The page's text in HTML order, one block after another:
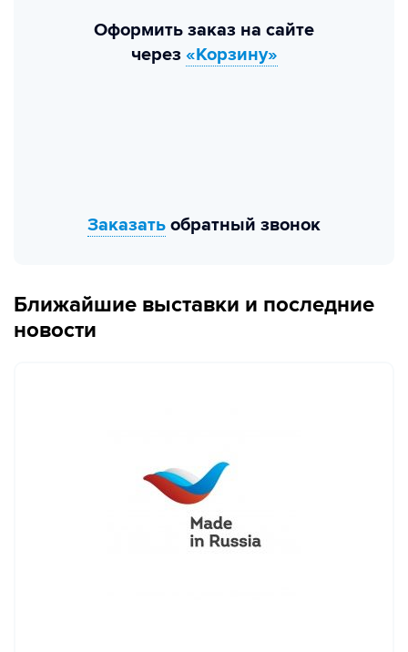
Оформить заказ на сайте
через «Корзину»
Заказать обратный звонок
Ближайшие выставки и последние
новости